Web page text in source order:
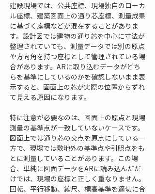
建設現場では、公共座標、現場独自のローカ
ル座標、建築図面上の通り芯座標、測量成果
に基づく座標などが混在することがありま
す。設計図では建物の通り芯を中心に寸法が
整理されていても、測量データでは別の原点
や方向角を持つ座標として管理されている場
合があります。ARに取り込むデータがどち
らを基準にしているのかを確認しないまま表
示すると、画面上の芯が実際の位置からずれ
て見える原因になります。
特に注意が必要なのは、図面上の原点と現場
測量の基準点が一致していないケースです。
図面上では通り芯の交点を原点にしている一
方で、現場では敷地外の基準点や引照点をも
とに測量していることがあります。この場
合、単純に図面データをARに読み込んだだ
けでは、現場の座標と正しく重なりません。
回転、平行移動、縮尺、標高基準を適切に合